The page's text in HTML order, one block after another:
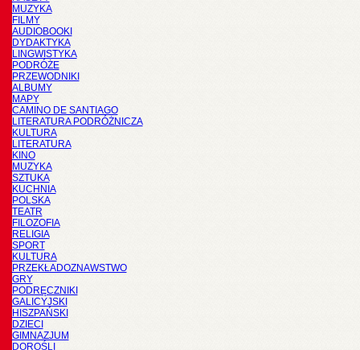
MUZYKA
FILMY
AUDIOBOOKI
DYDAKTYKA
LINGWISTYKA
PODRÓŻE
PRZEWODNIKI
ALBUMY
MAPY
CAMINO DE SANTIAGO
LITERATURA PODRÓŻNICZA
KULTURA
LITERATURA
KINO
MUZYKA
SZTUKA
KUCHNIA
POLSKA
TEATR
FILOZOFIA
RELIGIA
SPORT
KULTURA
PRZEKŁADOZNAWSTWO
GRY
PODRĘCZNIKI
GALICYJSKI
HISZPAŃSKI
DZIECI
GIMNAZJUM
DOROŚLI